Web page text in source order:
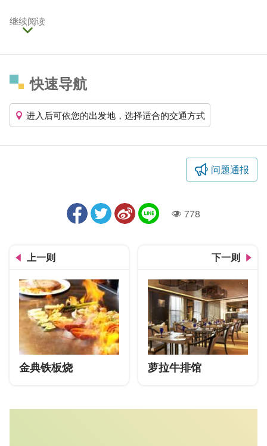
继续阅读
快速导航
进入后可依您的出发地，选择适合的交通方式
问题通报
人气778
上一则
金典铁板烧
下一则
萝拉牛排馆